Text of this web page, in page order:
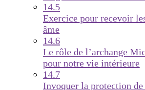
14.5
Exercice pour recevoir
âme
14.6
Le rôle de l’archange
pour notre vie intérieure
14.7
Invoquer la protection